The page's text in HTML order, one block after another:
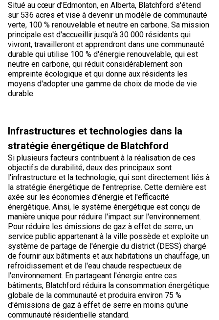
Situé au cœur d'Edmonton, en Alberta, Blatchford s'étend
sur 536 acres et vise à devenir un modèle de communauté
verte, 100 % renouvelable et neutre en carbone. Sa mission
principale est d'accueillir jusqu'à 30 000 résidents qui
vivront, travailleront et apprendront dans une communauté
durable qui utilise 100 % d'énergie renouvelable, qui est
neutre en carbone, qui réduit considérablement son
empreinte écologique et qui donne aux résidents les
moyens d'adopter une gamme de choix de mode de vie
durable.
Infrastructures et technologies dans la
stratégie énergétique de Blatchford
Si plusieurs facteurs contribuent à la réalisation de ces
objectifs de durabilité, deux des principaux sont
l'infrastructure et la technologie, qui sont directement liés à
la stratégie énergétique de l'entreprise. Cette dernière est
axée sur les économies d'énergie et l'efficacité
énergétique. Ainsi, le système énergétique est conçu de
manière unique pour réduire l'impact sur l'environnement.
Pour réduire les émissions de gaz à effet de serre, un
service public appartenant à la ville possède et exploite un
système de partage de l'énergie du district (DESS) chargé
de fournir aux bâtiments et aux habitations un chauffage, un
refroidissement et de l'eau chaude respectueux de
l'environnement. En partageant l'énergie entre ces
bâtiments, Blatchford réduira la consommation énergétique
globale de la communauté et produira environ 75 %
d'émissions de gaz à effet de serre en moins qu'une
communauté résidentielle standard.